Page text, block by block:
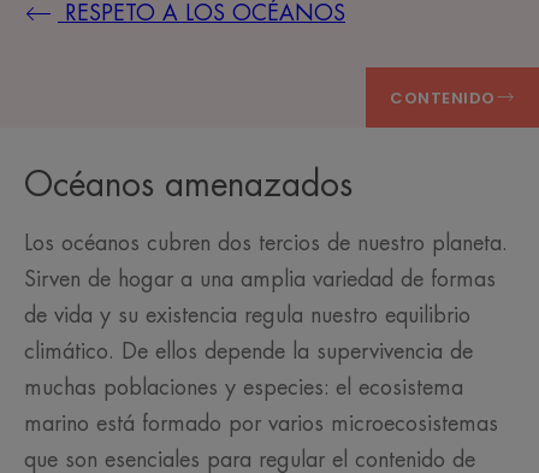
RESPETO A LOS OCÉANOS
CONTENIDO
Océanos amenazados
Los océanos cubren dos tercios de nuestro planeta.
Sirven de hogar a una amplia variedad de formas
de vida y su existencia regula nuestro equilibrio
climático. De ellos depende la supervivencia de
muchas poblaciones y especies: el ecosistema
marino está formado por varios microecosistemas
que son esenciales para regular el contenido de